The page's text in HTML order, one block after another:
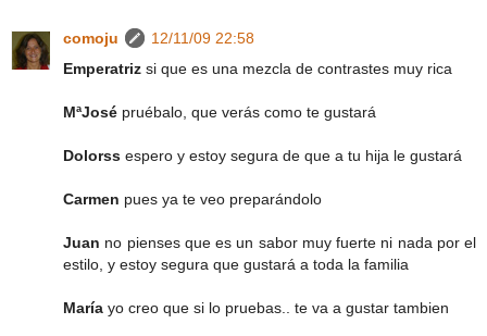
comoju
12/11/09 22:58
Emperatriz si que es una mezcla de contrastes muy rica
MªJosé pruébalo, que verás como te gustará
Dolorss espero y estoy segura de que a tu hija le gustará
Carmen pues ya te veo preparándolo
Juan no pienses que es un sabor muy fuerte ni nada por el
estilo, y estoy segura que gustará a toda la familia
María yo creo que si lo pruebas.. te va a gustar tambien